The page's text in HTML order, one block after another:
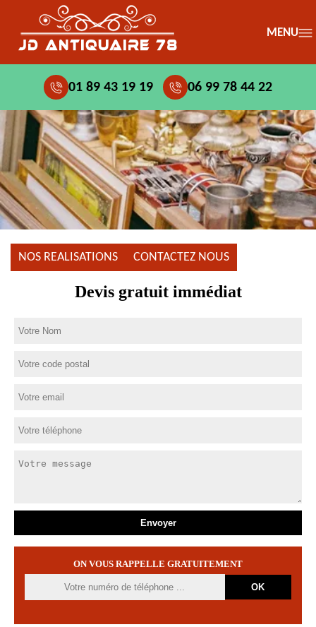
MENU
01 89 43 19 19 06 99 78 44 22
NOS REALISATIONS CONTACTEZ NOUS
Devis gratuit immédiat
ON VOUS RAPPELLE GRATUITEMENT